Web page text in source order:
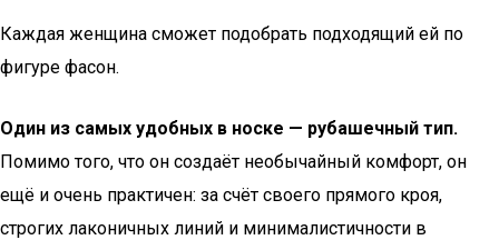
Каждая женщина сможет подобрать подходящий ей по
фигуре фасон.
Один из самых удобных в носке — рубашечный тип.
Помимо того, что он создаёт необычайный комфорт, он
ещё и очень практичен: за счёт своего прямого кроя,
строгих лаконичных линий и минималистичности в